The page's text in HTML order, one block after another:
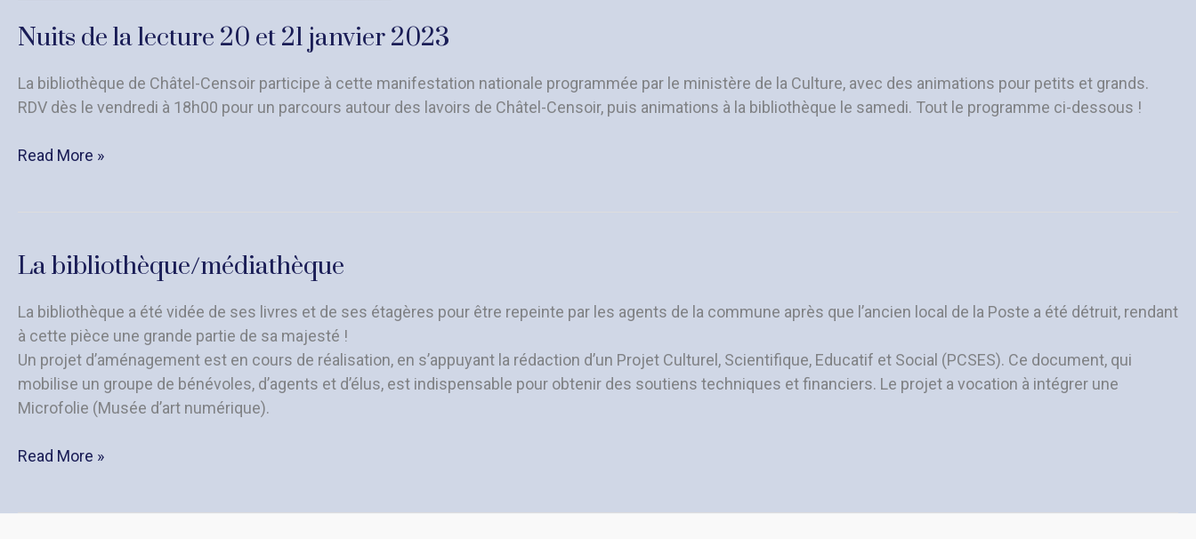
Nuits de la lecture 20 et 21 janvier 2023
La bibliothèque de Châtel-Censoir participe à cette manifestation nationale programmée par le ministère de la Culture, avec des animations pour petits et grands.
RDV dès le vendredi à 18h00 pour un parcours autour des lavoirs de Châtel-Censoir, puis animations à la bibliothèque le samedi. Tout le programme ci-dessous !
Nuits
et
janvier
2023
Read More »
La bibliothèque/médiathèque
La bibliothèque a été vidée de ses livres et de ses étagères pour être repeinte par les agents de la commune après que l’ancien local de la Poste a été détruit, rendant
à cette pièce une grande partie de sa majesté !
Un projet d’aménagement est en cours de réalisation, en s’appuyant la rédaction d’un Projet Culturel, Scientifique, Educatif et Social (PCSES). Ce document, qui
mobilise un groupe de bénévoles, d’agents et d’élus, est indispensable pour obtenir des soutiens techniques et financiers. Le projet a vocation à intégrer une
Microfolie (Musée d’art numérique).
La
Read More »